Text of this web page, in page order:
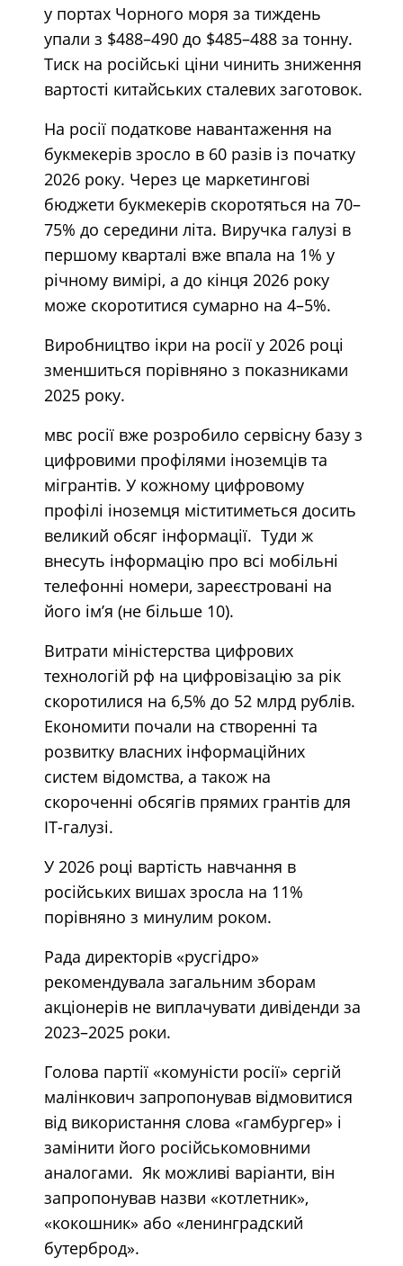
у портах Чорного моря за тиждень
упали з $488–490 до $485–488 за тонну.
Тиск на російські ціни чинить зниження
вартості китайських сталевих заготовок.
На росії податкове навантаження на
букмекерів зросло в 60 разів із початку
2026 року. Через це маркетингові
бюджети букмекерів скоротяться на 70–
75% до середини літа. Виручка галузі в
першому кварталі вже впала на 1% у
річному вимірі, а до кінця 2026 року
може скоротитися сумарно на 4–5%.
Виробництво ікри на росії у 2026 році
зменшиться порівняно з показниками
2025 року.
мвс росії вже розробило сервісну базу з
цифровими профілями іноземців та
мігрантів. У кожному цифровому
профілі іноземця міститиметься досить
великий обсяг інформації. Туди ж
внесуть інформацію про всі мобільні
телефонні номери, зареєстровані на
його ім’я (не більше 10).
Витрати міністерства цифрових
технологій рф на цифровізацію за рік
скоротилися на 6,5% до 52 млрд рублів.
Економити почали на створенні та
розвитку власних інформаційних
систем відомства, а також на
скороченні обсягів прямих грантів для
ІТ-галузі.
У 2026 році вартість навчання в
російських вишах зросла на 11%
порівняно з минулим роком.
Рада директорів «русгідро»
рекомендувала загальним зборам
акціонерів не виплачувати дивіденди за
2023–2025 роки.
Голова партії «комуністи росії» сергій
малінкович запропонував відмовитися
від використання слова «гамбургер» і
замінити його російськомовними
аналогами. Як можливі варіанти, він
запропонував назви «котлетник»,
«кокошник» або «ленинградский
бутерброд».